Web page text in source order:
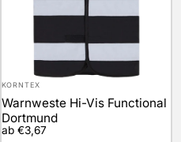
Anbieter:
KORNTEX
Warnweste Hi-Vis Functional
Dortmund
ab €3,67